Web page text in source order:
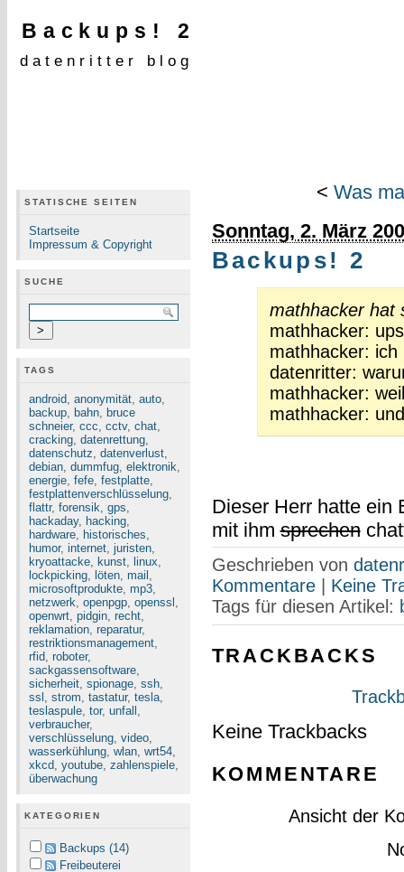
Backups! 2
datenritter blog
STATISCHE SEITEN
Startseite
Impressum & Copyright
SUCHE
TAGS
android, anonymität, auto,
backup, bahn, bruce
schneier, ccc, cctv, chat,
cracking, datenrettung,
datenschutz, datenverlust,
debian, dummfug, elektronik,
energie, fefe, festplatte,
festplattenverschlüsselung,
flattr, forensik, gps,
hackaday, hacking,
hardware, historisches,
humor, internet, juristen,
kryoattacke, kunst, linux,
lockpicking, löten, mail ,
microsoftprodukte, mp3,
netzwerk, openpgp, openssl ,
openwrt, pidgin, recht,
reklamation, reparatur,
restriktionsmanagement,
rfid, roboter,
sackgassensoftware,
sicherheit, spionage, ssh,
ssl , strom, tastatur, tesla,
teslaspule, tor, unfall ,
verbraucher,
verschlüsselung, video,
wasserkühlung, wlan, wrt54,
xkcd, youtube, zahlenspiele,
überwachung
KATEGORIEN
Backups (14)
Freibeuterei
< Was
Sonntag, 2. März
Backups! 2
mathhacker hat
mathhacker: ups
mathhacker:
datenritter:
mathhacker:
mathhacker:
Dieser Herr hatte ein
mit ihmsprechen
Geschrieben von
Kommentare| Keine
Tags für diesen Artikel:
TRACKBACKS
Keine Trackbacks
KOMMENTARE
Ansicht der